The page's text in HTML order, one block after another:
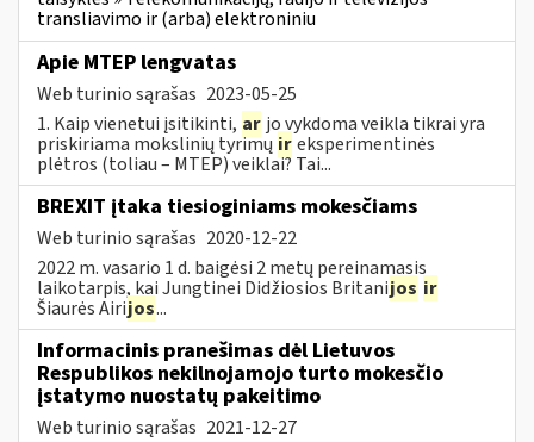
transliavimo ir (arba) elektroniniu
Apie MTEP lengvatas
Web turinio sąrašas 2023-05-25
1. Kaip vienetui įsitikinti, ar jo vykdoma veikla tikrai yra
priskiriama mokslinių tyrimų ireksperimentinės
plėtros (toliau – MTEP) veiklai? Tai...
BREXIT įtaka tiesioginiams mokesčiams
Web turinio sąrašas 2020-12-22
2022 m. vasario 1 d. baigėsi 2 metų pereinamasis
laikotarpis, kai Jungtinei Didžiosios Britanijos ir
Šiaurės Airijos...
Informacinis pranešimas dėl Lietuvos
Respublikos nekilnojamojo turto mokesčio
įstatymo nuostatų pakeitimo
Web turinio sąrašas 2021-12-27